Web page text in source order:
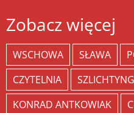
Zobacz więcej
WSCHOWA SŁAWA
CZYTELNIA
KONRAD ANTKOWIAK